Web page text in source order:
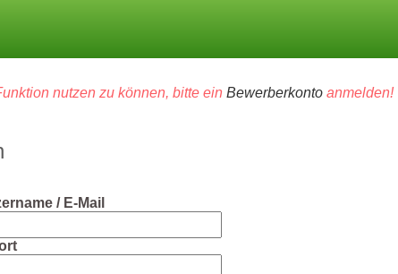
nutzen zu können, bitte ein Bewerberkonto anmelden!
/ E-Mail